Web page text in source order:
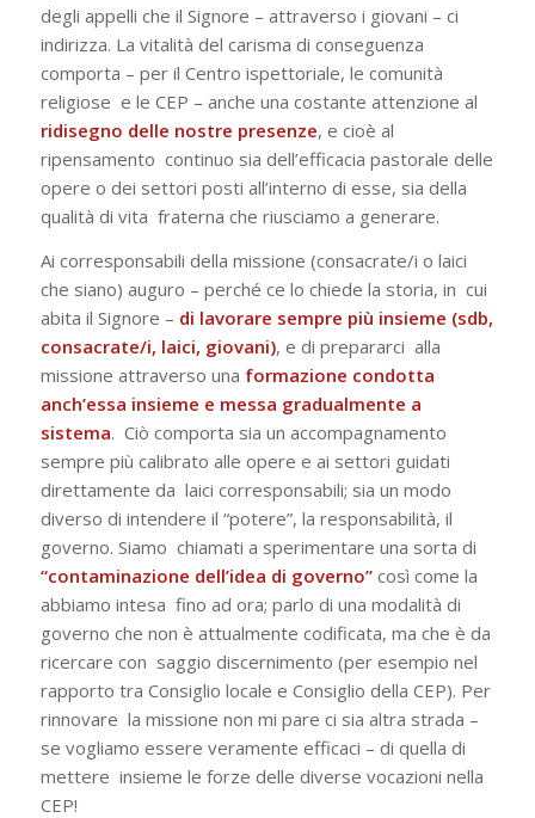
degli appelli che il Signore – attraverso i giovani – ci
indirizza. La vitalità del carisma di conseguenza
comporta – per il Centro ispettoriale, le comunità
religiose e le CEP – anche una costante attenzione al
ridisegno delle nostre presenze, e cioè al
ripensamento continuo sia dell’efficacia pastorale delle
opere o dei settori posti all’interno di esse, sia della
qualità di vita fraterna che riusciamo a generare.
Ai corresponsabili della missione (consacrate/i o laici
che siano) auguro – perché ce lo chiede la storia, in cui
abita il Signore – di lavorare sempre più insieme (sdb,
consacrate/i, laici, giovani), e di prepararci alla
missione attraverso una formazione condotta
anch’essa insieme e messa gradualmente a
sistema. Ciò comporta sia un accompagnamento
sempre più calibrato alle opere e ai settori guidati
direttamente da laici corresponsabili; sia un modo
diverso di intendere il “potere”, la responsabilità, il
governo. Siamo chiamati a sperimentare una sorta di
“contaminazione dell’idea di governo” così come la
abbiamo intesa fino ad ora; parlo di una modalità di
governo che non è attualmente codificata, ma che è da
ricercare con saggio discernimento (per esempio nel
rapporto tra Consiglio locale e Consiglio della CEP). Per
rinnovare la missione non mi pare ci sia altra strada –
se vogliamo essere veramente efficaci – di quella di
mettere insieme le forze delle diverse vocazioni nella
CEP!